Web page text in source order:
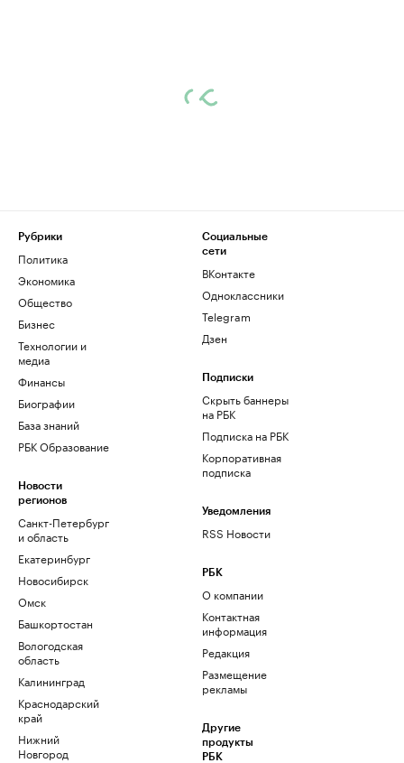
Рубрики
Политика
Экономика
Общество
Бизнес
Технологии и
медиа
Финансы
Биографии
База знаний
РБК Образование
Новости
регионов
Санкт-Петербург
и область
Екатеринбург
Новосибирск
Омск
Башкортостан
Вологодская
область
Калининград
Краснодарский
край
Нижний
Новгород
Социальные
сети
ВКонтакте
Одноклассники
Telegram
Дзен
Подписки
Скрыть баннеры
на РБК
Подписка на РБК
Корпоративная
подписка
Уведомления
RSS Новости
РБК
О компании
Контактная
информация
Редакция
Размещение
рекламы
Другие
продукты
РБК